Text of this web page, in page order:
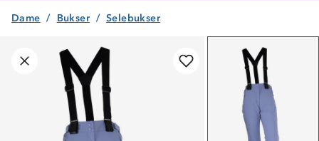
Produktet er lagt i handlekurven
Dame Bukser Selebukser